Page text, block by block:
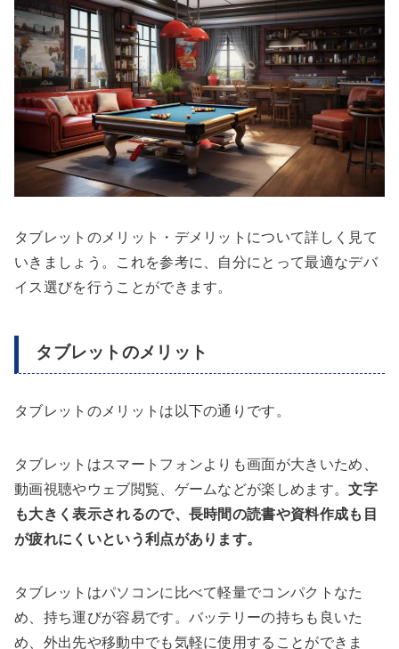
タブレットのメリット・デメリットについて詳しく見て
いきましょう。これを参考に、自分にとって最適なデバ
イス選びを行うことができます。
タブレットのメリット
タブレットのメリットは以下の通りです。
タブレットはスマートフォンよりも画面が大きいため、
動画視聴やウェブ閲覧、ゲームなどが楽しめます。文字
も大きく表示されるので、長時間の読書や資料作成も目
が疲れにくいという利点があります。
タブレットはパソコンに比べて軽量でコンパクトなた
め、持ち運びが容易です。バッテリーの持ちも良いた
め、外出先や移動中でも気軽に使用することができま